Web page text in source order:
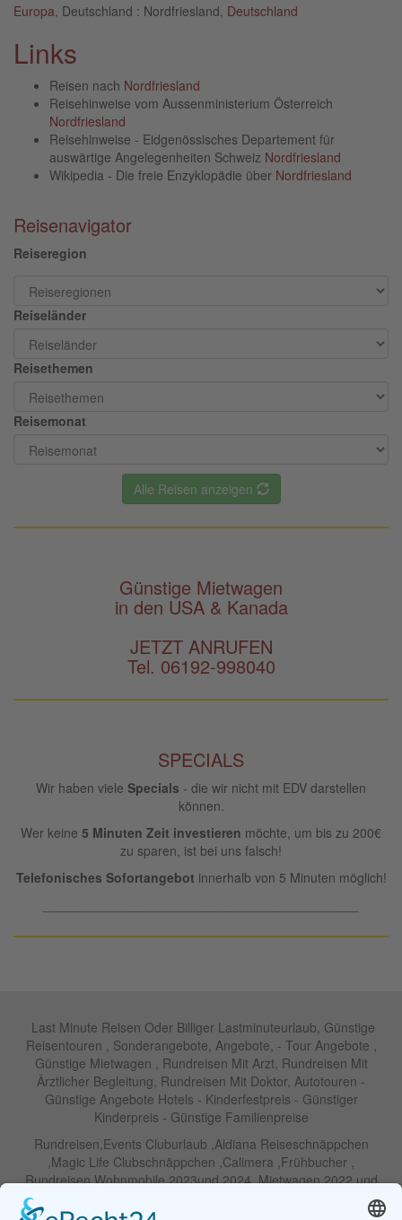
Europa , Deutschland : Nordfriesland, Deutschland
Links
Reisen nach Nordfriesland
Reisehinweise vom Aussenministerium Österreich
Nordfriesland
Reisehinweise - Eidgenössisches Departement für
auswärtige Angelegenheiten Schweiz Nordfriesland
Wikipedia - Die freie Enzyklopädie über Nordfriesland
Reisenavigator
Reiseregion
Reiseländer
Reisethemen
Reisemonat
Alle Reisen anzeigen
Günstige Mietwagen
in den USA & Kanada
JETZT ANRUFEN
Tel. 06192-998040
SPECIALS
Wir haben viele Specials - die wir nicht mit EDV darstellen
können.
Wer keine 5 Minuten Zeit investieren möchte, um bis zu 200€
zu sparen, ist bei uns falsch!
Telefonisches Sofortangebot innerhalb von 5 Minuten möglich!
Last Minute Reisen Oder Billiger Lastminuteurlaub, Günstige
Reisentouren , Sonderangebote, Angebote, - Tour Angebote ,
Günstige Mietwagen , Rundreisen Mit Arzt, Rundreisen Mit
Ärztlicher Begleitung, Rundreisen Mit Doktor, Autotouren -
Günstige Angebote Hotels - Kinderfestpreis - Günstiger
Kinderpreis - Günstige Familienpreise
Rundreisen,Events Cluburlaub ,Aldiana Reiseschnäppchen
,Magic Life Clubschnäppchen ,Calimera ,Frühbucher ,
Rundreisen Wohnmobile 2023und 2024 ,Mietwagen 2022 und
Weihnachtreisen 2022 und 2023 , Silvesterreisen 2022 und 2032,